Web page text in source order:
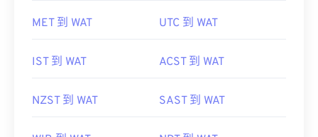
MET 到 WAT UTC 到 WAT
IST 到 WAT ACST 到 WAT
NZST 到 WAT SAST 到 WAT